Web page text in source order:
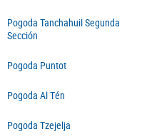
Pogoda Tanchahuil Segunda
Sección
Pogoda Puntot
Pogoda Al Tén
Pogoda Tzejelja